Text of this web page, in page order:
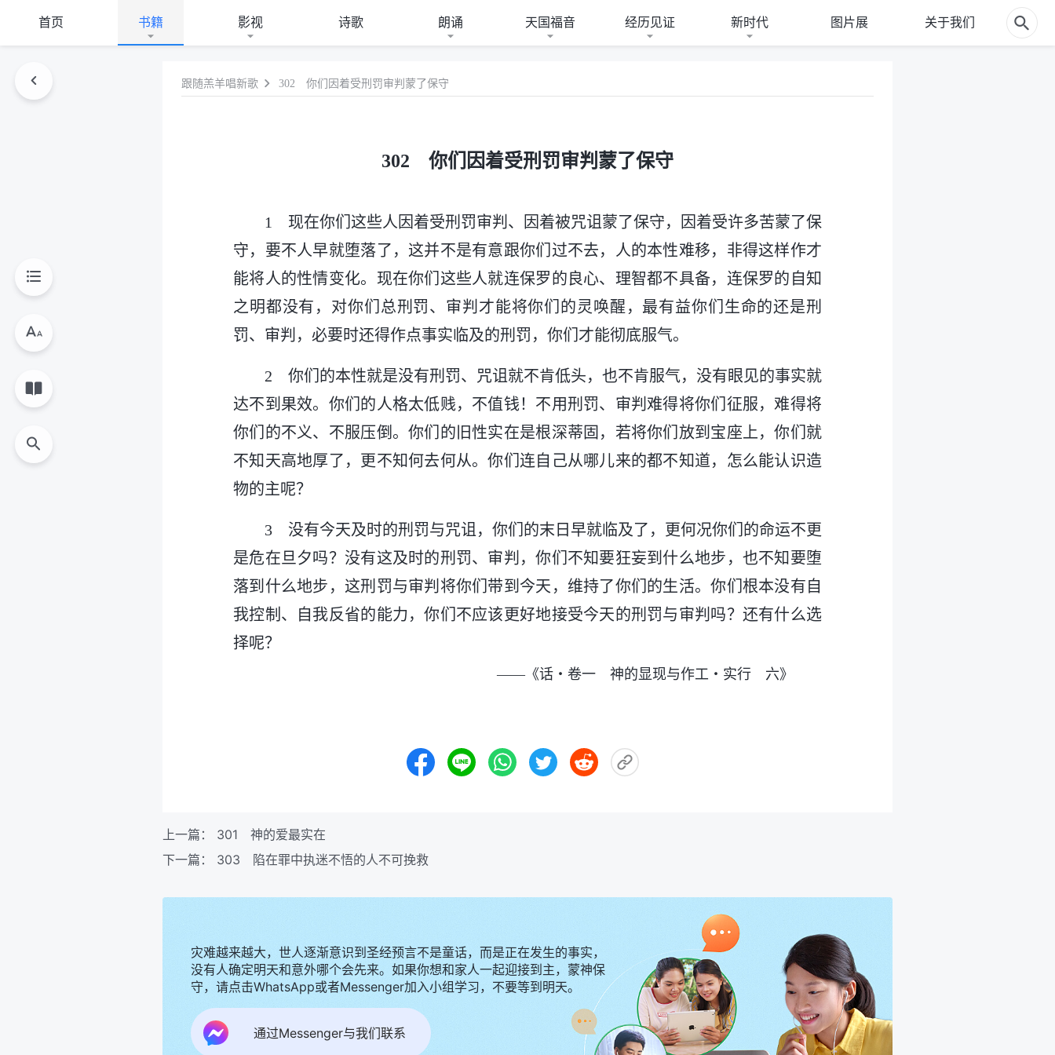
首页 书籍 影视 诗歌 朗诵 天国福音 经历见证 新时代 图片展 关于我们
跟随羔羊唱新歌 302 你们因着受刑罚审判蒙了保守
302 你们因着受刑罚审判蒙了保守
1 现在你们这些人因着受刑罚审判、因着被咒诅蒙了保守，因着受许多苦蒙了保
守，要不人早就堕落了，这并不是有意跟你们过不去，人的本性难移，非得这样作才
能将人的性情变化。现在你们这些人就连保罗的良心、理智都不具备，连保罗的自知
之明都没有，对你们总刑罚、审判才能将你们的灵唤醒，最有益你们生命的还是刑
罚、审判，必要时还得作点事实临及的刑罚，你们才能彻底服气。
2 你们的本性就是没有刑罚、咒诅就不肯低头，也不肯服气，没有眼见的事实就
达不到果效。你们的人格太低贱，不值钱！不用刑罚、审判难得将你们征服，难得将
你们的不义、不服压倒。你们的旧性实在是根深蒂固，若将你们放到宝座上，你们就
不知天高地厚了，更不知何去何从。你们连自己从哪儿来的都不知道，怎么能认识造
物的主呢？
3 没有今天及时的刑罚与咒诅，你们的末日早就临及了，更何况你们的命运不更
是危在旦夕吗？没有这及时的刑罚、审判，你们不知要狂妄到什么地步，也不知要堕
落到什么地步，这刑罚与审判将你们带到今天，维持了你们的生活。你们根本没有自
我控制、自我反省的能力，你们不应该更好地接受今天的刑罚与审判吗？还有什么选
择呢？
——《话・卷一 神的显现与作工・实行 六》
上一篇： 301 神的爱最实在
下一篇： 303 陷在罪中执迷不悟的人不可挽救
灾难越来越大，世人逐渐意识到圣经预言不是童话，而是正在发生的事实，
没有人确定明天和意外哪个会先来。如果你想和家人一起迎接到主，蒙神保
守，请点击WhatsApp或者Messenger加入小组学习，不要等到明天。
通过Messenger与我们联系